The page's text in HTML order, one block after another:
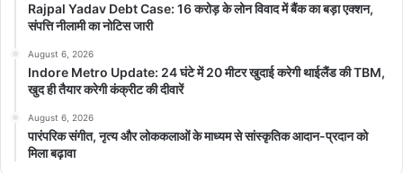
Rajpal Yadav Debt Case: 16 करोड़ के लोन विवाद में बैंक का बड़ा एक्शन,
संपत्ति नीलामी का नोटिस जारी
August 6, 2026
Indore Metro Update: 24 घंटे में 20 मीटर खुदाई करेगी थाईलैंड की TBM,
खुद ही तैयार करेगी कंक्रीट की दीवारें
August 6, 2026
पारंपरिक संगीत, नृत्य और लोककलाओं के माध्यम से सांस्कृतिक आदान-प्रदान को
मिला बढ़ावा